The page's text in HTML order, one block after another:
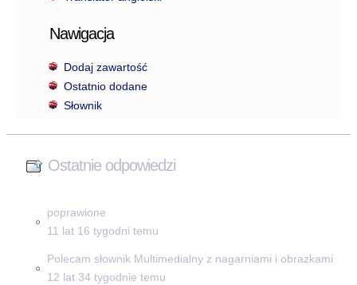
Nawigacja
Dodaj zawartość
Ostatnio dodane
Słownik
Ostatnie odpowiedzi
poprawione
11 lat 16 tygodni temu
Polecam słownik Multimedialny z nagarniami i obrazkami
12 lat 34 tygodnie temu